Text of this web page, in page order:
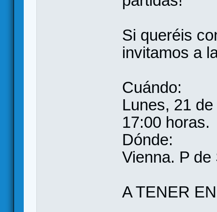
Si queréis
invitamos a
Cuándo:
Lunes, 21
17:00 horas.
Dónde:
Vienna. P
A TENER